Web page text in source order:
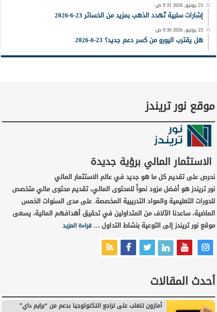
23 يونيو, 2026 9:31 ص
إشارات سلبية تُهدد الذهب بمزيد من الخسائر 23-6-2026
23 يونيو, 2026 9:30 ص
هل يقترب اليورو من كسر دعم جديد؟ 23-6-2026
موقع نور تريندز
الاستثمار المالي برؤية جديدة
نحرص على تقديم كل ما هو جديد في عالم الاستثمار المالي
نور تريندز هو أفضل مزود نمواً للمحتوى المالي، تقديم محتوى مالي متخصص
للدورات التعليمية والمواد التدريبية المخصصة. على مدى السنوات الخمس
الماضية، ساعدنا الآلاف من المتداولين في تحقيق أهدافهم المالية، يسعى
موقع نور تريندز إلى التوعية بنشاط التداول …قراءة المزيد
أحدث المقالات
أمازون تتغلب على تراجع التكنولوجيا بدعم من “برايم داي”